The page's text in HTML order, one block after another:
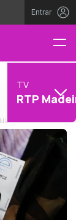
Entrar
TV
RTP